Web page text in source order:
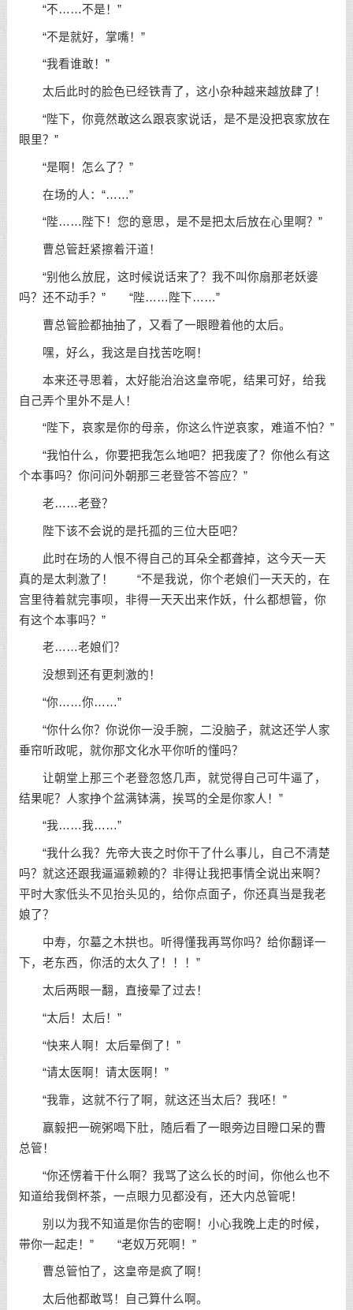
“不……不是！”
“不是就好，掌嘴！”
“我看谁敢！”
太后此时的脸色已经铁青了，这小杂种越来越放肆了！
“陛下，你竟然敢这么跟哀家说话，是不是没把哀家放在
眼里？”
“是啊！怎么了？”
在场的人：“……”
“陛……陛下！您的意思，是不是把太后放在心里啊？”
曹总管赶紧擦着汗道！
“别他么放屁，这时候说话来了？我不叫你扇那老妖婆
吗？还不动手？” “陛……陛下……”
曹总管脸都抽抽了，又看了一眼瞪着他的太后。
嘿，好么，我这是自找苦吃啊！
本来还寻思着，太好能治治这皇帝呢，结果可好，给我
自己弄个里外不是人！
“陛下，哀家是你的母亲，你这么忤逆哀家，难道不怕？”
“我怕什么，你要把我怎么地吧？把我废了？你他么有这
个本事吗？你问问外朝那三老登答不答应？”
老……老登？
陛下该不会说的是托孤的三位大臣吧？
此时在场的人恨不得自己的耳朵全都聋掉，这今天一天
真的是太刺激了！ “不是我说，你个老娘们一天天的，在
宫里待着就完事呗，非得一天天出来作妖，什么都想管，你
有这个本事吗？”
老……老娘们？
没想到还有更刺激的！
“你……你……”
“你什么你？你说你一没手腕，二没脑子，就这还学人家
垂帘听政呢，就你那文化水平你听的懂吗？
让朝堂上那三个老登忽悠几声，就觉得自己可牛逼了，
结果呢？人家挣个盆满钵满，挨骂的全是你家人！”
“我……我……”
“我什么我？先帝大丧之时你干了什么事儿，自己不清楚
吗？就这还跟我逼逼赖赖的？非得让我把事情全说出来啊？
平时大家低头不见抬头见的，给你点面子，你还真当是我老
娘了？
中寿，尔墓之木拱也。听得懂我再骂你吗？给你翻译一
下，老东西，你活的太久了！！！”
太后两眼一翻，直接晕了过去！
“太后！太后！”
“快来人啊！太后晕倒了！”
“请太医啊！请太医啊！”
“我靠，这就不行了啊，就这还当太后？我呸！”
赢毅把一碗粥喝下肚，随后看了一眼旁边目瞪口呆的曹
总管！
“你还愣着干什么啊？我骂了这么长的时间，你他么也不
知道给我倒杯茶，一点眼力见都没有，还大内总管呢！
别以为我不知道是你告的密啊！小心我晚上走的时候，
带你一起走！” “老奴万死啊！”
曹总管怕了，这皇帝是疯了啊！
太后他都敢骂！自己算什么啊。